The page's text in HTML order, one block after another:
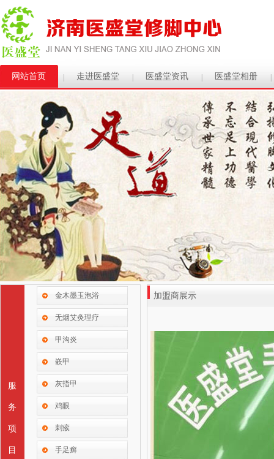
网站首页 走进医盛堂 医盛堂资讯 医盛堂相册
服
务
项
目
金木墨玉泡浴
无烟艾灸理疗
甲沟炎
嵌甲
灰指甲
鸡眼
刺瘊
手足癣
加盟商展示